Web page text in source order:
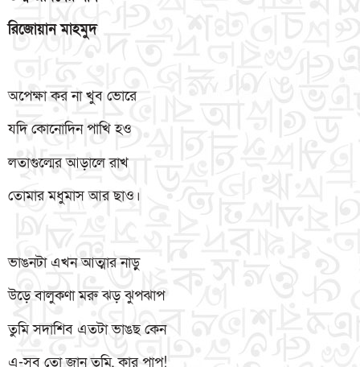
রিজোয়ান মাহমুদ
অপেক্ষা কর না খুব ভোরে
যদি কোনোদিন পাখি হও
লতাগুল্মের আড়ালে রাখ
তোমার মধুমাস আর ছাও।
ভাঙনটা এখন আত্মার নাড়ু
উড়ে বালুকণা মরু ঝড় ঝুপঝাপ
তুমি সদাশিব এতটা ভাঙছ কেন
এ-সব তো জান তুমি, কার পাপ!